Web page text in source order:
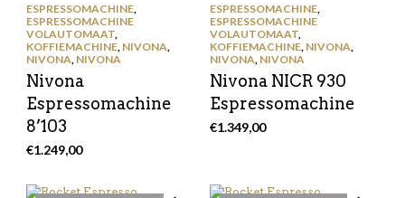
ESPRESSOMACHINE,
ESPRESSOMACHINE
VOLAUTOMAAT,
KOFFIEMACHINE, NIVONA
NIVONA NIVONA
Nivona
Espressomachine
8’103
€1.249,00
ESPRESSOMACHINE,
ESPRESSOMACHINE
VOLAUTOMAAT,
KOFFIEMACHINE, NIVONA
NIVONA NIVONA
Nivona NICR 930
Espressomachine
€1.349,00